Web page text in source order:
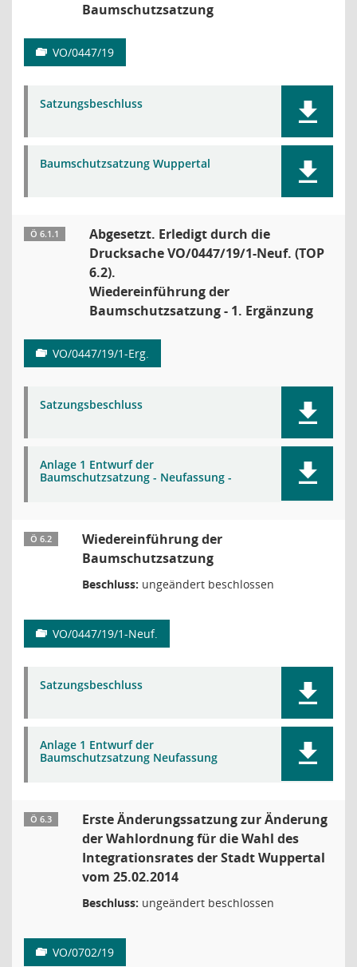
Baumschutzsatzung
VO/0447/19
Satzungsbeschluss
Baumschutzsatzung Wuppertal
Ö 6.1.1
Abgesetzt. Erledigt durch die
Drucksache VO/0447/19/1-Neuf. (TOP
6.2).
Wiedereinführung der
Baumschutzsatzung - 1. Ergänzung
VO/0447/19/1-Erg.
Satzungsbeschluss
Anlage 1 Entwurf der
Baumschutzsatzung - Neufassung -
Ö 6.2
Wiedereinführung der
Baumschutzsatzung
Beschluss: ungeändert beschlossen
VO/0447/19/1-Neuf.
Satzungsbeschluss
Anlage 1 Entwurf der
Baumschutzsatzung Neufassung
Ö 6.3
Erste Änderungssatzung zur Änderung
der Wahlordnung für die Wahl des
Integrationsrates der Stadt Wuppertal
vom 25.02.2014
Beschluss: ungeändert beschlossen
VO/0702/19